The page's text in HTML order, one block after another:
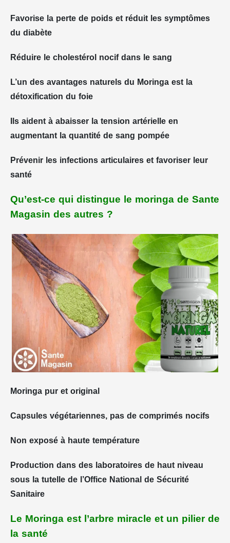
Favorise la perte de poids et réduit les symptômes
du diabète
Réduire le cholestérol nocif dans le sang
L’un des avantages naturels du Moringa est la
détoxification du foie
Ils aident à abaisser la tension artérielle en
augmentant la quantité de sang pompée
Prévenir les infections articulaires et favoriser leur
santé
Qu’est-ce qui distingue le moringa de Sante
Magasin des autres ?
Moringa pur et original
Capsules végétariennes, pas de comprimés nocifs
Non exposé à haute température
Production dans des laboratoires de haut niveau
sous la tutelle de l’Office National de Sécurité
Sanitaire
Le Moringa est l’arbre miracle et un pilier de
la santé